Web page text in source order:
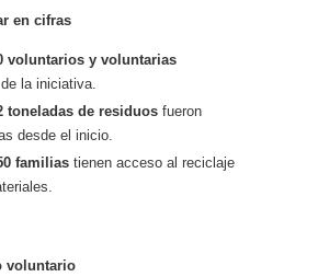
en cifras
voluntarios y voluntarias
la iniciativa.
toneladas de residuos fueron
desde el inicio.
familias tienen acceso al reciclaje
voluntario